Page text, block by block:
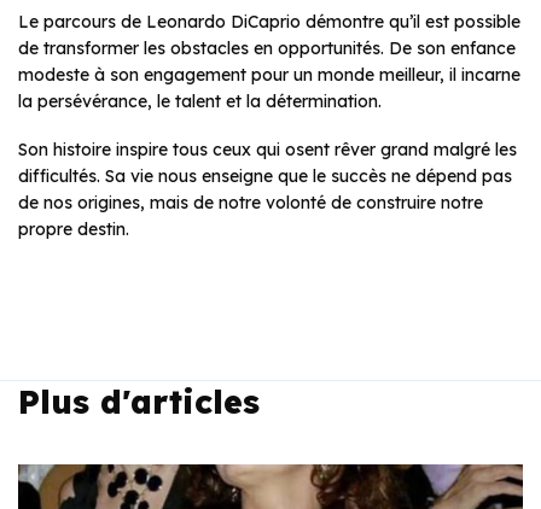
Le parcours de Leonardo DiCaprio démontre qu’il est possible
de transformer les obstacles en opportunités. De son enfance
modeste à son engagement pour un monde meilleur, il incarne
la persévérance, le talent et la détermination.
Son histoire inspire tous ceux qui osent rêver grand malgré les
difficultés. Sa vie nous enseigne que le succès ne dépend pas
de nos origines, mais de notre volonté de construire notre
propre destin.
Plus d'articles